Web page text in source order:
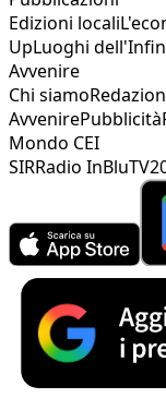
Edizioni locali
UpLuoghi
Avvenire
Chi siamo
AvvenirePubblicità
Mondo CEI
SIRRadio InBlu